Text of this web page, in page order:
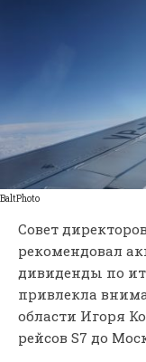
BaltPhoto
Совет
рекомендовал
дивиденды по
привлекла
области Игоря
рейсов S7 до